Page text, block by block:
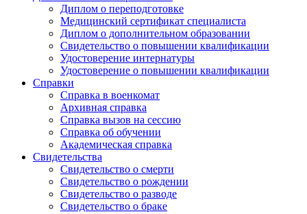
Диплом о переподготовке
Медицинский сертификат специалиста
Диплом о дополнительном образовании
Свидетельство о повышении квалификации
Удостоверение интернатуры
Удостоверение о повышении квалификации
Справки
Справка в военкомат
Архивная справка
Справка вызов на сессию
Справка об обучении
Академическая справка
Свидетельства
Свидетельство о смерти
Свидетельство о рождении
Свидетельство о разводе
Свидетельство о браке